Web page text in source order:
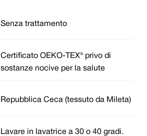
Senza trattamento
Certificato OEKO-TEX® privo di
sostanze nocive per la salute
Repubblica Ceca (tessuto da Mileta)
Lavare in lavatrice a 30 o 40 gradi.